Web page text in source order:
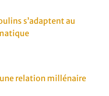
s’adaptent au
relation millénaire